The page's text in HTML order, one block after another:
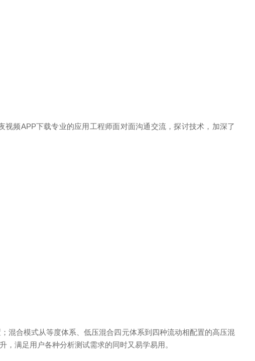
频APP下载专业的应用工程师面对面沟通交流，探讨技术，加深了
混合模式从等度体系、低压混合四元体系到四种流动相配置的高压混
满足用户各种分析测试需求的同时又易学易用。